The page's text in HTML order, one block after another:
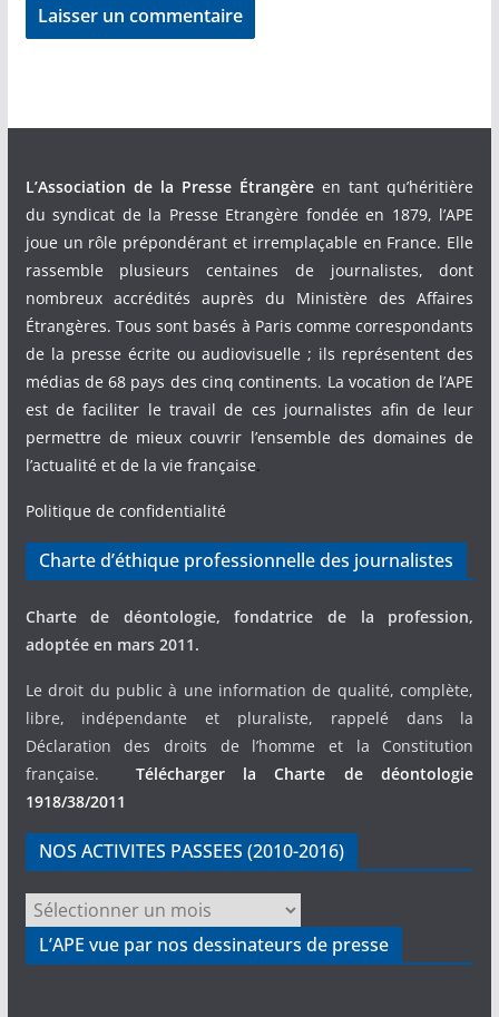
L’Association de la Presse Étrangèreen tant qu’héritière
du syndicat de la Presse Etrangère fondée en 1879, l’APE
joue un rôle prépondérant et irremplaçable en France. Elle
rassemble plusieurs centaines de journalistes, dont
nombreux accrédités auprès du Ministère des Affaires
Étrangères. Tous sont basés à Paris comme correspondants
de la presse écrite ou audiovisuelle ; ils représentent des
médias de 68 pays des cinq continents. La vocation de l’APE
est de faciliter le travail de ces journalistes afin de leur
permettre de mieux couvrir l’ensemble des domaines de
l’actualité et de la vie française.
Politique de confidentialité
Charte d’éthique professionnelle des journalistes
Charte de déontologie, fondatrice de la profession,
adoptée en mars 2011.
Le droit du public à une information de qualité, complète,
libre, indépendante et pluraliste, rappelé dans la
Déclaration des droits de l’homme et la Constitution
française. Télécharger la Charte de déontologie
1918/38/2011
NOS ACTIVITES PASSEES (2010-2016)
NOS
ACTIVITES
PASSEES
L’APE vue par nos dessinateurs de presse